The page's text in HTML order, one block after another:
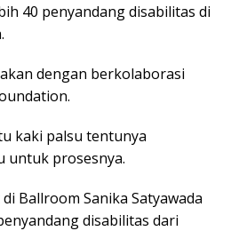
40 penyandang disabilitas di
dengan berkolaborasi
kaki palsu tentunya
untuk prosesnya.
Ballroom Sanika Satyawada
disabilitas dari